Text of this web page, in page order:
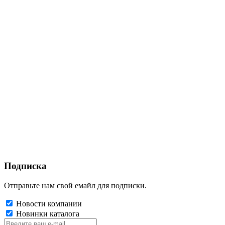
Подписка
Отправьте нам свой емайл для подписки.
Новости компании
Новинки каталога